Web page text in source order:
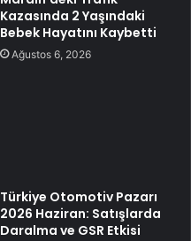
Kazasında 2 Yaşındaki
Bebek Hayatını Kaybetti
Ağustos 6, 2026
Türkiye Otomotiv Pazarı
2026 Haziran: Satışlarda
Daralma ve GSR Etkisi